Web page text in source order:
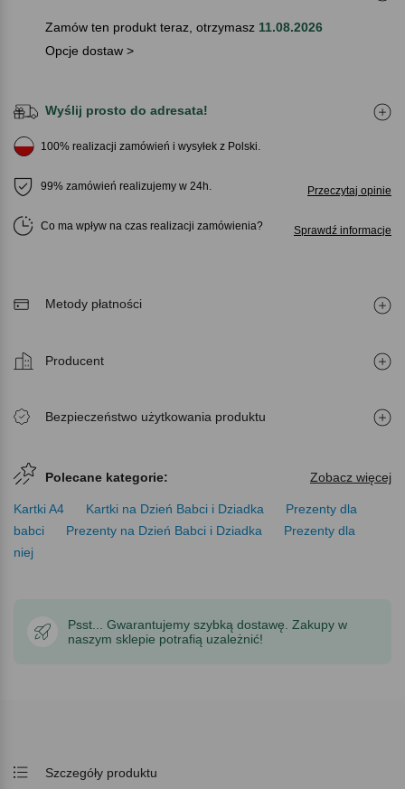
Zamów ten produkt teraz, otrzymasz 11.08.2026
Opcje dostaw >
Wyślij prosto do adresata!
100% realizacji zamówień i wysyłek z Polski.
99% zamówień realizujemy w 24h. Przeczytaj opinie
Co ma wpływ na czas realizacji zamówienia Sprawdź informacje
Metody płatności
Producent
Bezpieczeństwo użytkowania produktu
Polecane kategorie: Zobacz więcej
Kartki A4 Kartki na Dzień Babci i Dziadka
Prezenty dla
babci
Prezenty na Dzień Babci i Dziadka
Prezenty dla
niej
Psst... Gwarantujemy szybką dostawę. Zakupy w
naszym sklepie potrafią uzależnić!
Szczegóły produktu